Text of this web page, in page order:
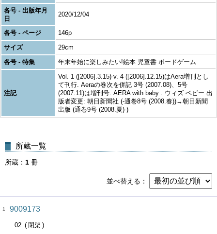
各号 - 出版年月
日
2020/12/04
各号 - ページ
146p
サイズ
29cm
各号 - 特集
年末年始に楽しみたい!絵本 児童書 ボードゲーム
注記
Vol. 1 ([2006].3.15)-v. 4 ([2006].12.15)はAera増刊とし
て刊行. Aeraの巻次を併記 3号 (2007.08)、5号
(2007.11)は増刊号: AERA with baby : ウィズ ベビー 出
版者変更: 朝日新聞社 (-通巻8号 (2008.春))→朝日新聞
出版 (通巻9号 (2008.夏)-)
所蔵一覧
所蔵 1 冊
並べ替える
1 9009173
02
閉架